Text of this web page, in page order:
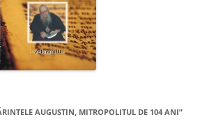
AUGUSTIN, MITROPOLITUL DE 104 ANI”